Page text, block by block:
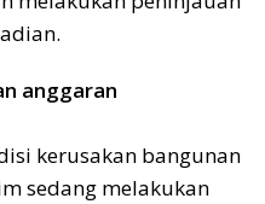
anggaran
kerusakan bangunan
sedang melakukan